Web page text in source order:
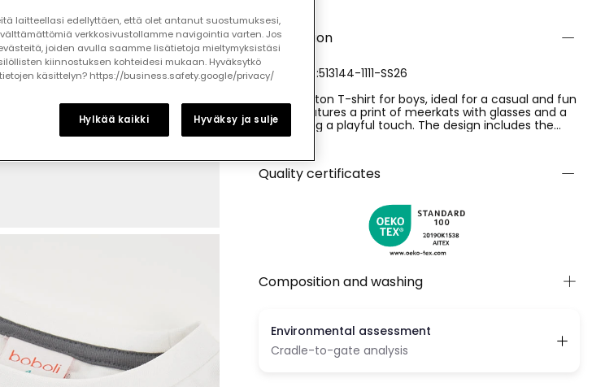
Description
REFERENCE:513144-1111-SS26
White cotton T-shirt for boys, ideal for a casual and fun
look. It features a print of meerkats with glasses and a
hat, adding a playful touch. The design includes the
word "Explore" in vibrant colours. Its cotton material
climates. Available in sizes from 12 months to 10 years,
accommodating children?s growth. This garment can
Quality certificates
Composition and washing
laitteellasi edellyttäen, että olet antanut suostumuksesi,
verkkosivustollamme navigointia varten. Jos
joiden avulla saamme lisätietoja mieltymyksistäsi
kiinnostuksen kohteidesi mukaan. Hyväksytkö
käsittelyn? https://business.safety.google/privacy/
Hylkää kaikki Hyväksy ja sulje